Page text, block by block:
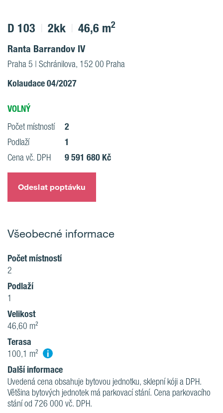
D 103 2kk 46,6 m2
Ranta Barrandov IV
Praha 5 | Schránilova, 152 00 Praha
Kolaudace 04/2027
VOLNÝ
Počet místností 2
Podlaží 1
Cena vč. DPH 9 591 680 Kč
Odeslat poptávku
Všeobecné informace
Počet místností
2
Podlaží
1
Velikost
46,60 m²
Terasa
100,1 m² i
Další informace
Uvedená cena obsahuje bytovou jednotku, sklepní kóji a DPH.
Většina bytových jednotek má parkovací stání. Cena parkovacího
stání od 726 000 vč. DPH.